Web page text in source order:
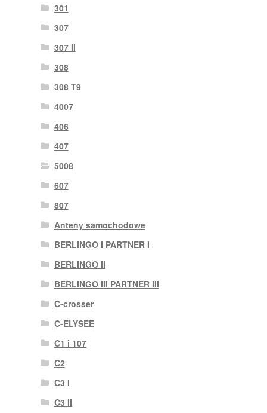
301
307
307 II
308
308 T9
4007
406
407
5008
607
807
Anteny samochodowe
BERLINGO I PARTNER I
BERLINGO II
BERLINGO III PARTNER III
C-crosser
C-ELYSEE
C1 i 107
C2
C3 I
C3 II